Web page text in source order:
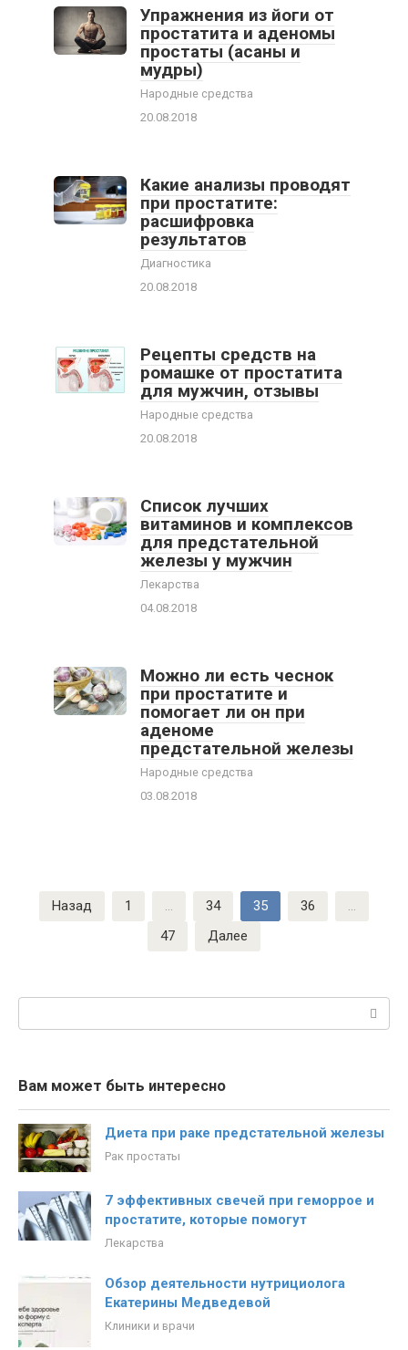
Упражнения из йоги от
простатита и аденомы
простаты (асаны и
мудры)
Народные средства
20.08.2018
Какие анализы проводят
при простатите:
расшифровка
результатов
Диагностика
20.08.2018
Рецепты средств на
ромашке от простатита
для мужчин, отзывы
Народные средства
20.08.2018
Список лучших
витаминов и комплексов
для предстательной
железы у мужчин
Лекарства
04.08.2018
Можно ли есть чеснок
при простатите и
помогает ли он при
аденоме
предстательной железы
Народные средства
03.08.2018
Пагинация
записей
Назад 1 … 34 35 36
…
47
Далее
Поиск:
Вам может быть интересно
Диета при раке предстательной железы
Рак простаты
7 эффективных свечей при геморрое и
простатите, которые помогут
Лекарства
Обзор деятельности нутрициолога
Екатерины Медведевой
Клиники и врачи